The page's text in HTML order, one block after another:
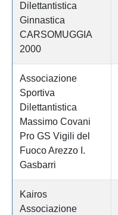
Dilettantistica
Ginnastica
CARSOMUGGIA
2000
Associazione
Sportiva
Dilettantistica
Massimo Covani
Pro GS Vigili del
Fuoco Arezzo I.
Gasbarri
Kairos
Associazione